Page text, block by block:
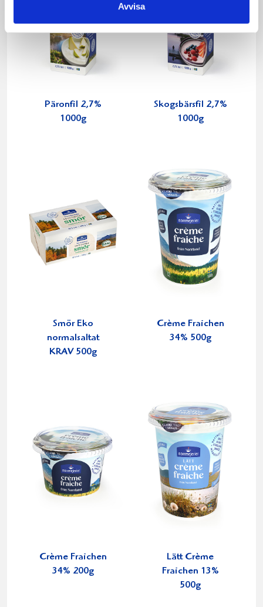
Avvisa
Päronfil 2,7%
1000g
Skogsbärsfil 2,7%
1000g
Smör Eko
normalsaltat
KRAV 500g
Crème Fraichen
34% 500g
Crème Fraichen
34% 200g
Lätt Crème
Fraichen 13%
500g